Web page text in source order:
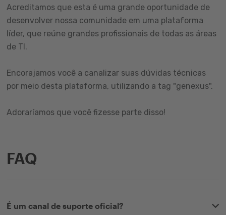
Acreditamos que esta é uma grande oportunidade de
desenvolver nossa comunidade em uma plataforma
líder, que reúne grandes profissionais de todas as áreas
de TI.
Encorajamos você a canalizar suas dúvidas técnicas
por meio desta plataforma, utilizando a tag "genexus".
Adoraríamos que você fizesse parte disso!
FAQ
É um canal de suporte oficial?